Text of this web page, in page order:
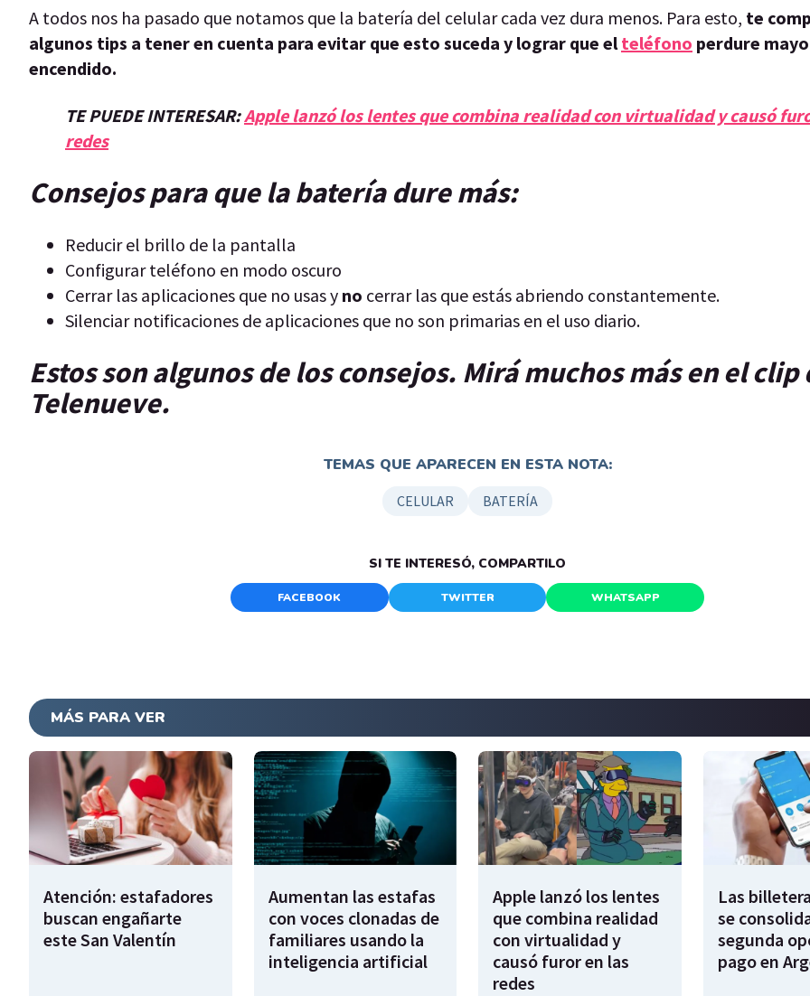
A todos nos ha pasado que notamos que la batería del celular cada vez dura menos. Para esto, te
algunos tips a tener en cuenta para evitar que esto suceda y lograr que el teléfono perdure
encendido.
TE PUEDE INTERESAR:Apple lanzó los lentes que combina realidad con virtualidad y causó
redes
Consejos para que la batería dure más:
Reducir el brillo de la pantalla
Configurar teléfono en modo oscuro
Cerrar las aplicaciones que no usas y no cerrar las que estás abriendo constantemente.
Silenciar notificaciones de aplicaciones que no son primarias en el uso diario.
Estos son algunos de los consejos. Mirá muchos más en el clip
Telenueve.
TEMAS QUE APARECEN EN ESTA NOTA:
CELULAR BATERÍA
SI TE INTERESÓ, COMPARTILO
FACEBOOK TWITTER WHATSAPP
MÁS PARA VER
Atención: estafadores
buscan engañarte
este San Valentín
Aumentan las estafas
con voces clonadas de
familiares usando la
inteligencia artificial
Apple lanzó los lentes
que combina realidad
con virtualidad y
causó furor en las
redes
Las
se
segunda
pago en